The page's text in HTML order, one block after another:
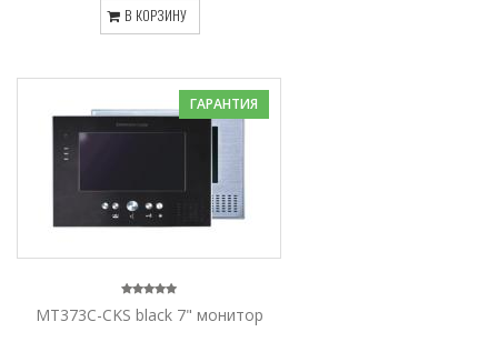
В КОРЗИНУ
ГАРАНТИЯ
MT373C-CKS black 7" монитор